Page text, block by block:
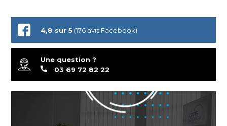
4,8 sur 5 (176 avis Facebook)
Une question ?
03 69 72 82 22